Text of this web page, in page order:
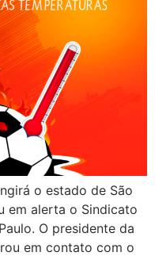
o estado de São
em alerta o Sindicato
O presidente da
em contato com o